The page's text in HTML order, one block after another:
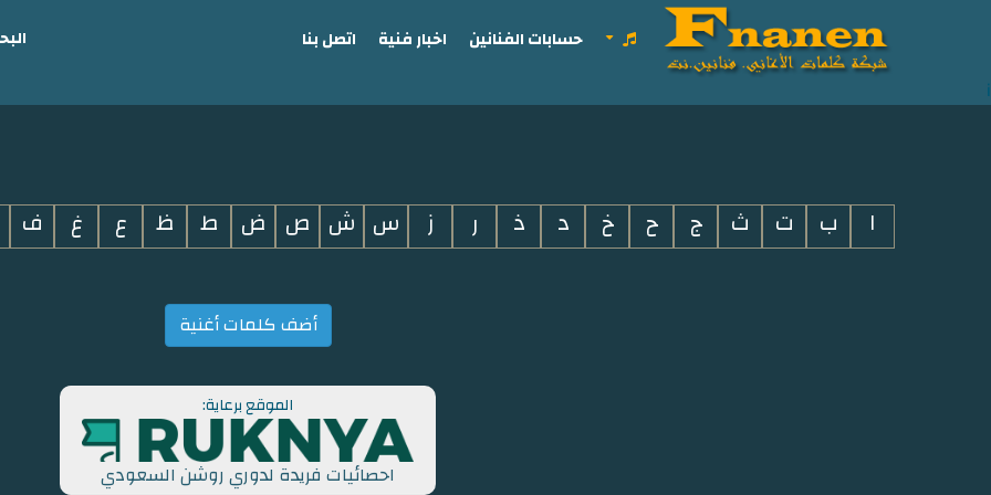
i
حسابات الفنانين اخبار فنية اتصل بنا
ا ب ت ث ج ح خ د ذ ر ز س ش ص ض ط ظ ع غ ف
أضف كلمات أغنية
الموقع برعاية:
احصائيات فريدة لدوري روشن السعودي